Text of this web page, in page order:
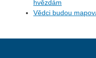
hvězdám
Vědci budou